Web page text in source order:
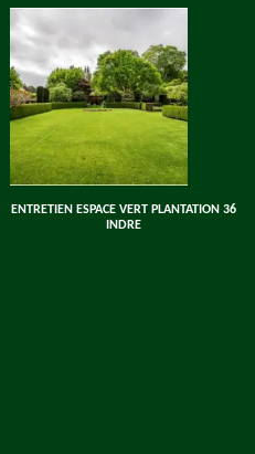
ENTRETIEN ESPACE VERT PLANTATION 36
INDRE